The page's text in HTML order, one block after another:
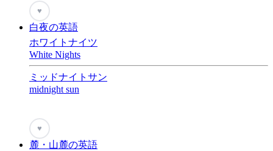
♥
白夜の英語
ホワイトナイツ
White Nights
ミッドナイトサン
midnight sun
♥
麓・山麓の英語